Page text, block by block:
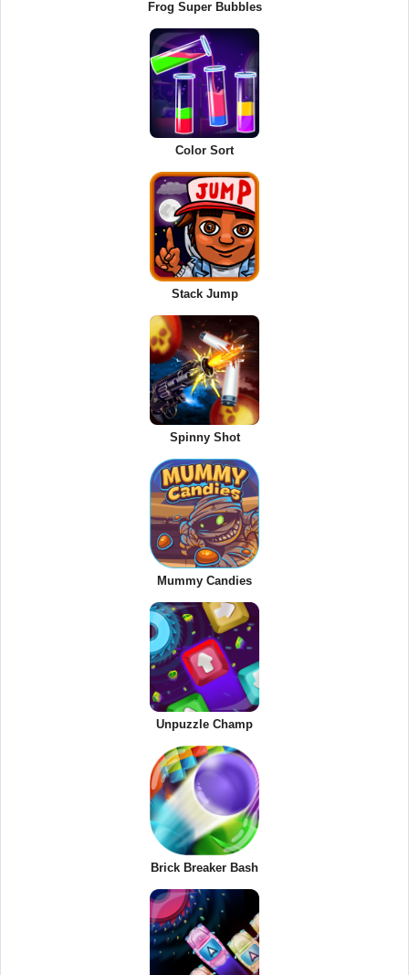
Frog Super Bubbles
Color Sort
Stack Jump
Spinny Shot
Mummy Candies
Unpuzzle Champ
Brick Breaker Bash